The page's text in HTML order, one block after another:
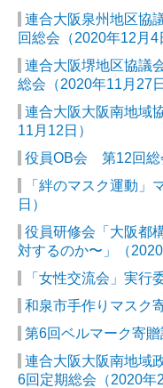
連合大阪泉州地区協
回総会（2020年12月4
連合大阪堺地区協議
総会（2020年11月27日
連合大阪大阪南地域
11月12日）
役員OB会 第12回総
「絆のマスク運動」
日）
役員研修会「大阪都
対するのか〜」（2020
「女性交流会」実行
和泉市手作りマスク
第6回ベルマーク寄贈
連合大阪大阪南地域
6回定期総会（2020年2